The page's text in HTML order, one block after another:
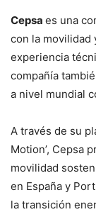
Cepsa es una
con la movilidad
experiencia
compañía
a nivel mundial
A través de su
Motion’, Cepsa
movilidad
en España y
la transición